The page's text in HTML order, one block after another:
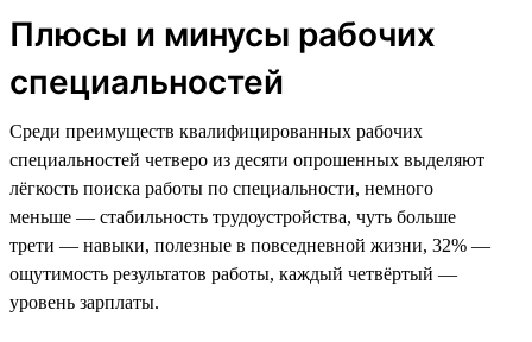
Плюсы и минусы рабочих
специальностей
Среди преимуществ квалифицированных рабочих
специальностей четверо из десяти опрошенных выделяют
лёгкость поиска работы по специальности, немного
меньше — стабильность трудоустройства, чуть больше
трети — навыки, полезные в повседневной жизни, 32% —
ощутимость результатов работы, каждый четвёртый —
уровень зарплаты.